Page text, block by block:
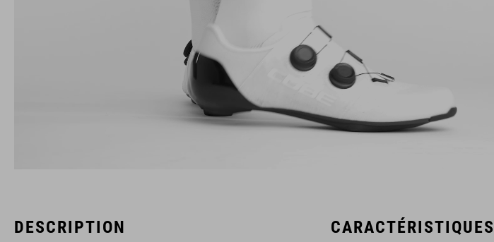
DESCRIPTION CARACTÉRISTIQUES